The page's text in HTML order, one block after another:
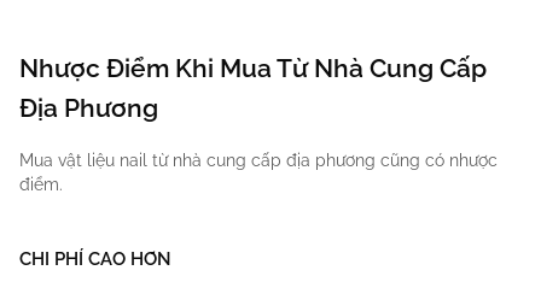
Nhược Điểm Khi Mua Từ Nhà Cung Cấp
Địa Phương
Mua vật liệu nail từ nhà cung cấp địa phương cũng có nhược
điểm.
CHI PHÍ CAO HƠN